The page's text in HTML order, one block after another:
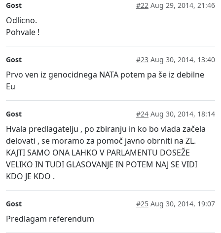
Gost #22 Aug 29, 2014, 21:46
Odlicno.
Pohvale !
Gost #23 Aug 30, 2014, 13:40
Prvo ven iz genocidnega NATA potem pa še iz debilne
Eu
Gost #24 Aug 30, 2014, 18:14
Hvala predlagatelju , po zbiranju in ko bo vlada začela
delovati , se moramo za pomoč javno obrniti na ZL.
KAJTI SAMO ONA LAHKO V PARLAMENTU DOSEŽE
VELIKO IN TUDI GLASOVANJE IN POTEM NAJ SE VIDI
KDO JE KDO .
Gost #25 Aug 30, 2014, 19:07
Predlagam referendum